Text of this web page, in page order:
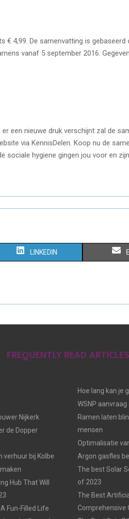
€ 4,99. De samenvatting is gebaseerd
vanaf 5 september 2016.
een nieuwe druk verschijnt zal de
via KennisDelen. Koop nu de
sociale hygiene gingen jou voor en
S
R
N
LINKEDIN S
N
FREQUENTLY READ ARTICLES
Nijkerk
de Dopper
bij Kolbe
Hub That Will
Fun-Filled Life
Hoe lang kan je
WSNP
Ramen laten
mensen
Optimalisatie
Argon gasfles
The best Solar
of 2023
The Best
Comprehensive